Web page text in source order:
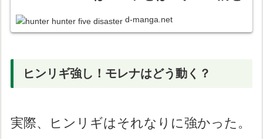
【正体】【ハンターハンタ
d-manga.net
ヒンリギ強し！モレナはどう動く？
実際、ヒンリギはそれなりに強かった。